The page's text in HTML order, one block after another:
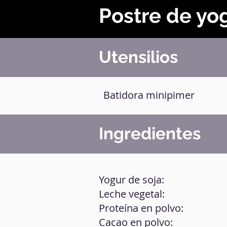
Postre de
Utensilios
Batidora minipimer
Ingredientes
Yogur de soja:
Leche vegetal:
Proteína en polvo:
Cacao en polvo: